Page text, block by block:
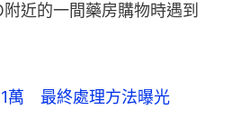
近的一間藥房購物時遇到
萬　最終處理方法曝光